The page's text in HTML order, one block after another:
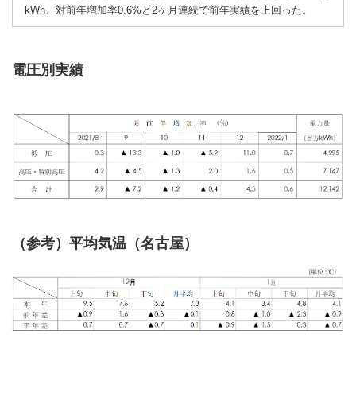
kWh、対前年増加率0.6%と2ヶ月連続で前年実績を上回った。
電圧別実績
（参考）平均気温（名古屋）